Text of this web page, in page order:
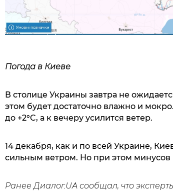
Погода в Киеве
В столице Украины завтра не
этом будет достаточно влажно и
до +2°C, а к вечеру усилится ветер.
14 декабря, как и по всей Украине,
сильным ветром. Но при этом минусов
Ранее Диалог.UA сообщал, что